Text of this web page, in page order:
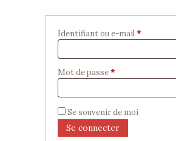
Identifiant ou e-mail*
Mot de passe*
Se souvenir de moi
Se connecter